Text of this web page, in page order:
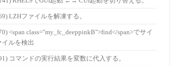
LZHファイルを解凍する。
<span class="my_fc_deeppinkB">find</span>でサイ
イルを検出
コマンドの実行結果を変数に代入する。